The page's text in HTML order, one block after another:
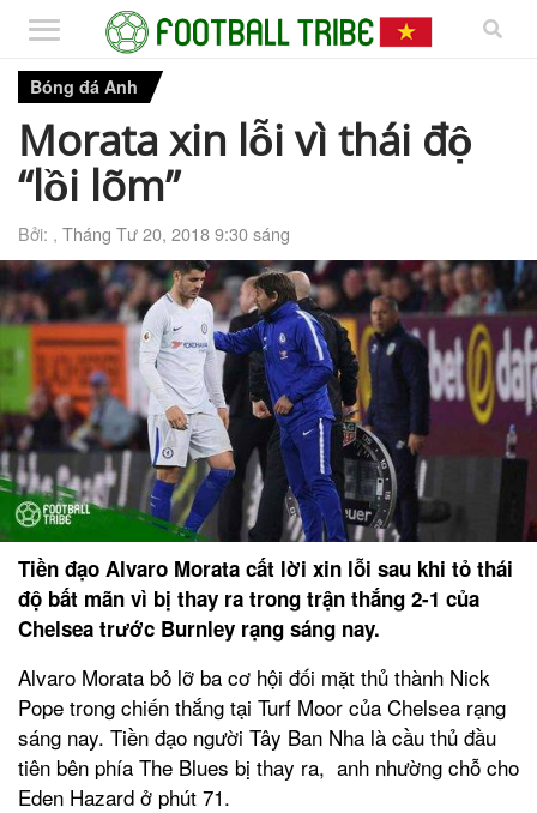
Bóng đá Anh
Morata xin lỗi vì thái độ
“lồi lõm”
Bởi: , Tháng Tư 20, 2018 9:30 sáng
Tiền đạo Alvaro Morata cất lời xin lỗi sau khi tỏ thái
độ bất mãn vì bị thay ra trong trận thắng 2-1 của
Chelsea trước Burnley rạng sáng nay.
Alvaro Morata bỏ lỡ ba cơ hội đối mặt thủ thành Nick
Pope trong chiến thắng tại Turf Moor của Chelsea rạng
sáng nay. Tiền đạo người Tây Ban Nha là cầu thủ đầu
tiên bên phía The Blues bị thay ra, anh nhường chỗ cho
Eden Hazard ở phút 71.